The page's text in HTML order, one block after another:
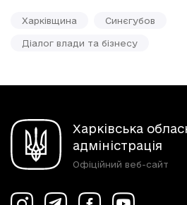
Харківщина Синєгубов
Діалог влади та бізнесу
Харківська
адміністрація
Офіційний веб-сайт